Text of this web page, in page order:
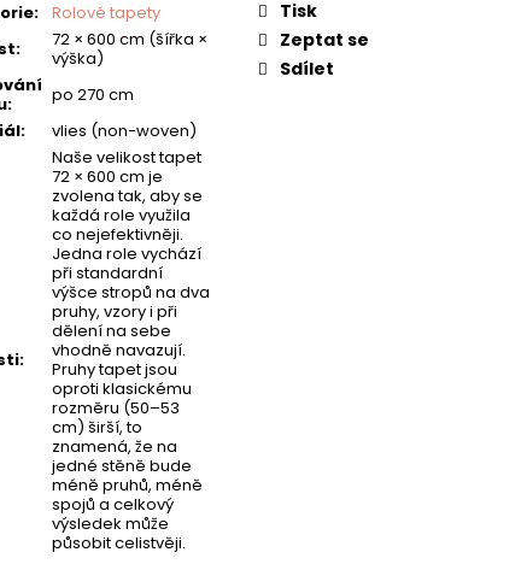
: Rolové tapety
:
72 × 600 cm (šířka ×
výška)
:
po 270 cm
: vlies (non-woven)
:
Naše velikost tapet
72 × 600 cm je
zvolena tak, aby se
každá role využila
co nejefektivněji.
Jedna role vychází
při standardní
výšce stropů na dva
pruhy, vzory i při
dělení na sebe
vhodně navazují.
Pruhy tapet jsou
oproti klasickému
rozměru (50–53
cm) širší, to
znamená, že na
jedné stěně bude
méně pruhů, méně
spojů a celkový
výsledek může
působit celistvěji.
Tisk
Zeptat se
Sdílet